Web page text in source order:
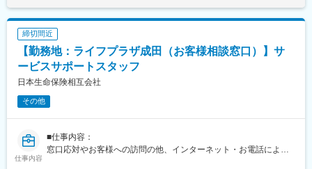
営業所の経営に必要な知見を培い、FP等の必須資格を取得した
後、営業所長に昇格。
■働き方の魅力：
・男女共に育児休職取得率は100%！
・時差出勤制度、社宅制度（営業所長就任後、利用可）も完備
■同社の強み
配当金としてご契約者へお支払いする保険）なので、配当還元が
充実しており、実質的な保険料負担の軽減を図っております。
サービスコーディネーター(サービスサポートスタッフ)の採用募集
に際し、当社が応募者の方々より取得した個人情報につきまして
は、当社採用募集に関する業務にのみ使用させていただきます。
ただし、当社に入社された場合は、入社後の雇用管理等にも使用
させていただきます。(なお、入社に至らなかった場合は、当社が
変更の範囲：無
締切間近
【勤務地：ライフプラザ成田（お客様相談窓口）】サ
ービスサポートスタッフ
日本生命保険相互会社
その他
仕事内容
■仕事内容：
窓口応対やお客様への訪問の他、インターネット・お電話による